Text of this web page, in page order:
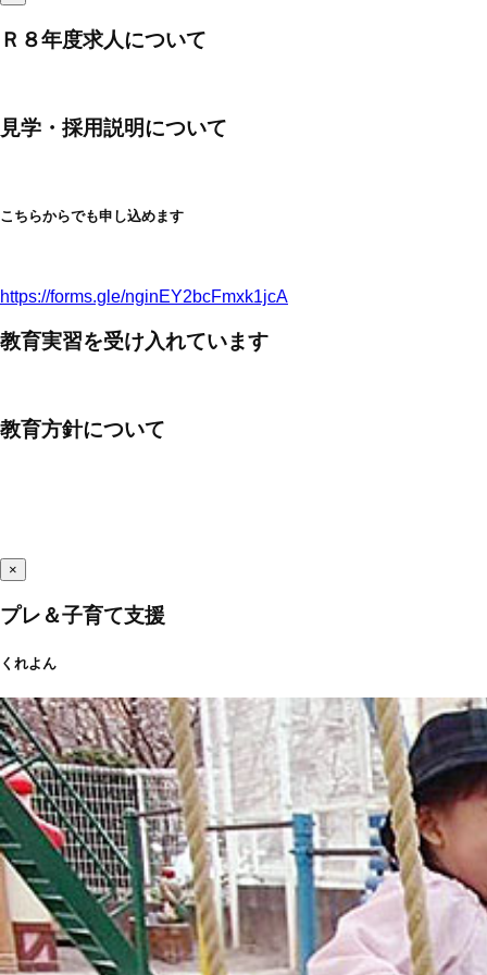
Ｒ８年度求人について
見学・採用説明について
こちらからでも申し込めます
https://forms.gle/nginEY2bcFmxk1jcA
教育実習を受け入れています
教育方針について
×
プレ＆子育て支援
くれよん